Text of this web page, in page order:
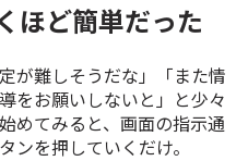
ほど簡単だった
が難しそうだな」「また情
をお願いしないと」と少々
めてみると、画面の指示通
ンを押していくだけ。